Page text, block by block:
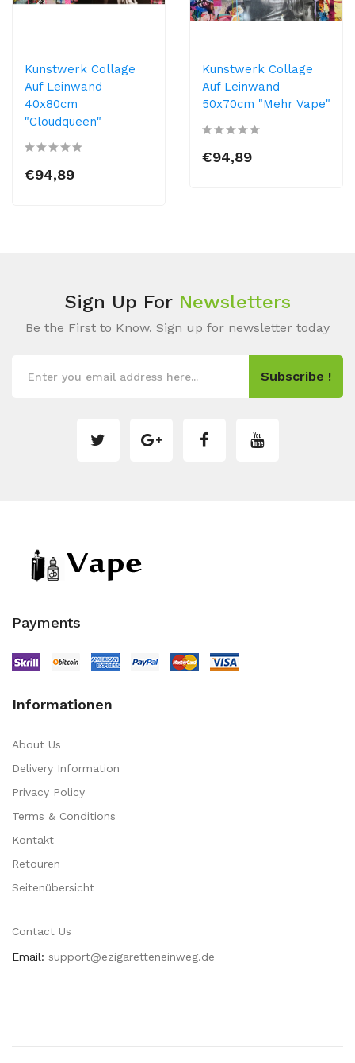
Kunstwerk Collage
Auf Leinwand
40x80cm
"Cloudqueen"
€94,89
Kunstwerk Collage
Auf Leinwand
50x70cm "Mehr Vape"
€94,89
Sign Up For Newsletters
Be the First to Know. Sign up for newsletter today
Subscribe !
Payments
Informationen
About Us
Delivery Information
Privacy Policy
Terms & Conditions
Kontakt
Retouren
Seitenübersicht
Contact Us
Email: support@ezigaretteneinweg.de